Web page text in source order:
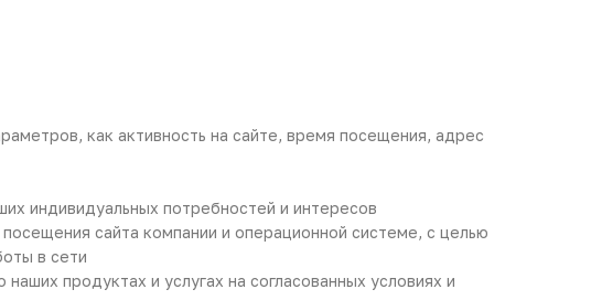
как активность на сайте, время посещения, адрес
индивидуальных потребностей и интересов
сайта компании и операционной системе, с целью
в сети
продуктах и услугах на согласованных условиях и